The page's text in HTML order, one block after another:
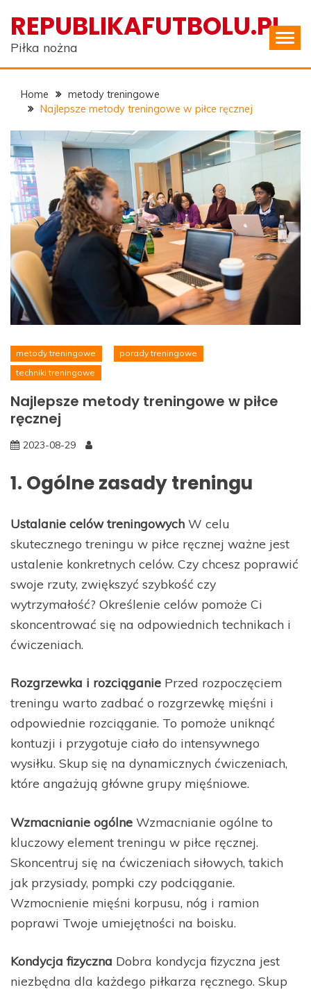
content
REPUBLIKAFUTBOLU.PL
Piłka nożna
Home
metody treningowe
Najlepsze metody treningowe w piłce ręcznej
metody treningowe
porady treningowe
techniki treningowe
Najlepsze metody treningowe w piłce
ręcznej
2023-08-29
1. Ogólne zasady treningu
Ustalanie celów treningowych W celu
skutecznego treningu w piłce ręcznej ważne jest
ustalenie konkretnych celów. Czy chcesz poprawić
swoje rzuty, zwiększyć szybkość czy
wytrzymałość? Określenie celów pomoże Ci
skoncentrować się na odpowiednich technikach i
ćwiczeniach.
Rozgrzewka i rozciąganie Przed rozpoczęciem
treningu warto zadbać o rozgrzewkę mięśni i
odpowiednie rozciąganie. To pomoże uniknąć
kontuzji i przygotuje ciało do intensywnego
wysiłku. Skup się na dynamicznych ćwiczeniach,
które angażują główne grupy mięśniowe.
Wzmacnianie ogólne Wzmacnianie ogólne to
kluczowy element treningu w piłce ręcznej.
Skoncentruj się na ćwiczeniach siłowych, takich
jak przysiady, pompki czy podciąganie.
Wzmocnienie mięśni korpusu, nóg i ramion
poprawi Twoje umiejętności na boisku.
Kondycja fizyczna Dobra kondycja fizyczna jest
niezbędna dla każdego piłkarza ręcznego. Skup